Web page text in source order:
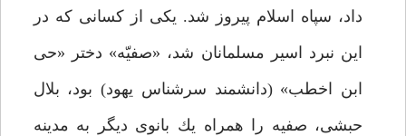
داد، سپاه اسلام پيروز شد. يكى از كسانى كه در
اين نبرد اسير مسلمانان شد، «صفيّه» دختر «حى
ابن اخطب» (دانشمند سرشناس يهود) بود، بلال
حبشى، صفيه را همراه يك بانوى ديگر به مدينه